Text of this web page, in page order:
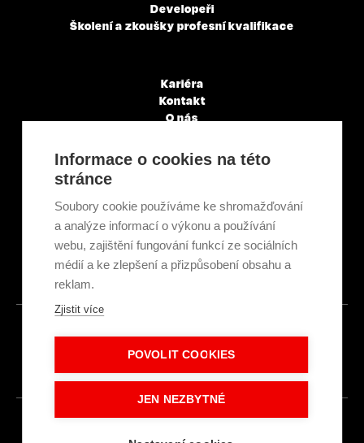
Developeři
Školení a zkoušky profesní kvalifikace
Kariéra
Kontakt
O nás
Články a novinky
GDPR & Cookies
Ekologická recyklace
Projekty EU
Intranet - Přihlášení
Přihlášení
© 2026
Informace o cookies na této
stránce
Soubory cookie používáme ke shromažďování
a analýze informací o výkonu a používání
webu, zajištění fungování funkcí ze sociálních
médií a ke zlepšení a přizpůsobení obsahu a
reklam.
Zjistit více
POVOLIT COOKIES
JEN NEZBYTNÉ